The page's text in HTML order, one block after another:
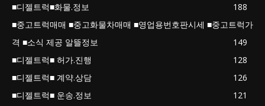
■디젤트럭■화물.정보
188
■중고트럭매매 ■중고화물차매매 ■영업용번호판시세 ■중고트럭가
격 ■소식 제공 알뜰정보
149
■디젤트럭■ 허가.진행
128
■디젤트럭■ 계약.상담
126
■디젤트럭■ 운송.정보
121